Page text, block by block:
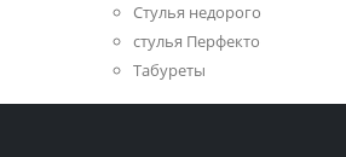
Стулья недорого
стулья Перфекто
Табуреты